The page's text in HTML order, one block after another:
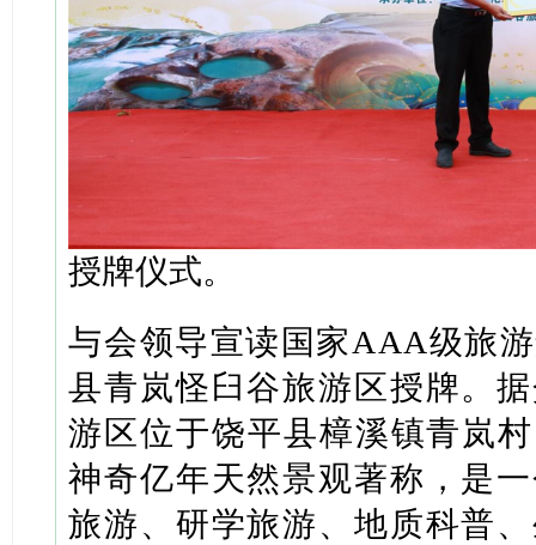
授牌仪式。
与会领导宣读国家AAA级旅
县青岚怪臼谷旅游区授牌。
游区位于饶平县樟溪镇青岚
神奇亿年天然景观著称，是
旅游、研学旅游、地质科普